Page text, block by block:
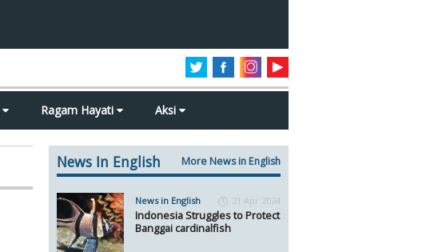
Ragam Hayati Aksi
News In English More News in English
News in English 21 Apr 2024
Indonesia Struggles to Protect
Banggai cardinalfish